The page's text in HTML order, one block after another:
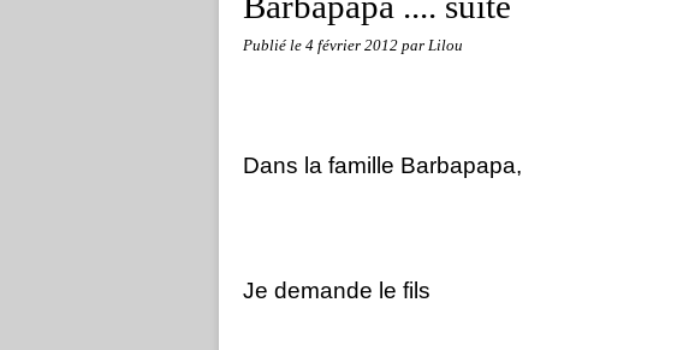
Publié le 4 février 2012 par Lilou
Dans la famille Barbapapa,
Je demande le fils